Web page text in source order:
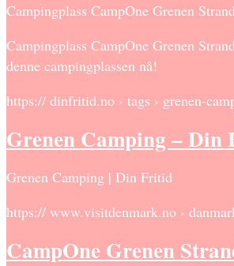
Campingplass CampOne Grenen
Campingplass CampOne Grenen
denne campingplassen nå!
https:// dinfritid.no › tags › grenen-
Grenen Camping – Din
Grenen Camping | Din Fritid
https:// www.visitdenmark.no ›
CampOne Grenen